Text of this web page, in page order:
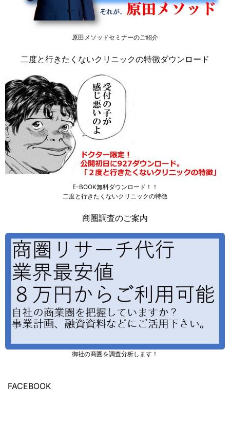
原田メソッドセミナーのご紹介
二度と行きたくないクリニックの特徴ダウンロード
E-BOOK無料ダウンロード！！
二度と行きたくないクリニックの特徴
商圏調査のご案内
御社の商圏を調査分析します！
FACEBOOK